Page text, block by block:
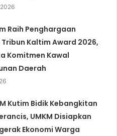
Raih Penghargaan
Kaltim Award 2026,
Komitmen Kawal
Daerah
Kutim Bidik Kebangkitan
UMKM Disiapkan
Ekonomi Warga